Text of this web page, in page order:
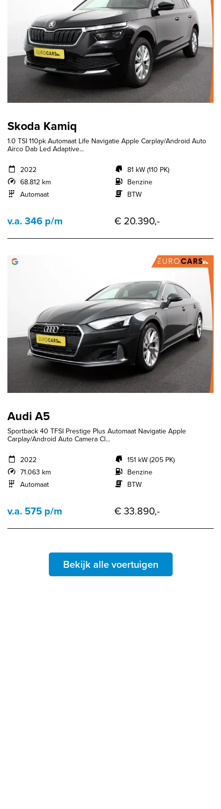
Skoda Kamiq
1.0 TSI 110pk Automaat Life Navigatie Apple Carplay/Android Auto
Airco Dab Led Adaptive...
2022
68.812 km
Automaat
81 kW (110 PK)
Benzine
BTW
v.a. 346 p/m € 20.390,-
Audi A5
Sportback 40 TFSI Prestige Plus Automaat Navigatie Apple
Carplay/Android Auto Camera Cl...
2022
71.063 km
Automaat
151 kW (205 PK)
Benzine
BTW
v.a. 575 p/m € 33.890,-
Bekijk alle voertuigen